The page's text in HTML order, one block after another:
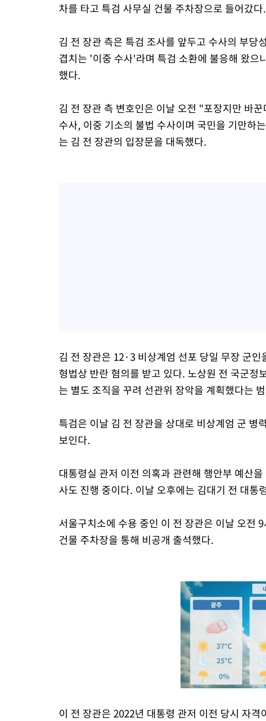
차를 타고 특검 사무실 건물 주차장으로 들어갔다.
김 전 장관 측은 특검 조사를 앞두고 수사의 부
겹치는 '이중 수사'라며 특검 소환에 불응해 왔으
했다.
김 전 장관 측 변호인은 이날 오전 "포장지만 바
수사, 이중 기소의 불법 수사이며 국민을 기만하
는 김 전 장관의 입장문을 대독했다.
김 전 장관은 12·3 비상계엄 선포 당일 무장 군
형법상 반란 혐의를 받고 있다. 노상원 전 국군
는 별도 조직을 꾸려 선관위 장악을 계획했다는
특검은 이날 김 전 장관을 상대로 비상계엄 군 병
보인다.
대통령실 관저 이전 의혹과 관련해 행안부 예산
사도 진행 중이다. 이날 오후에는 김대기 전 대통
서울구치소에 수용 중인 이 전 장관은 이날 오전
건물 주차장을 통해 비공개 출석했다.
이 전 장관은 2022년 대통령 관저 이전 당시 자